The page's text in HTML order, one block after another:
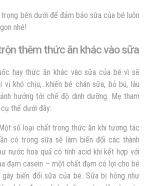
bên dưới để đảm bảo sữa của bé luôn
nhé!
thêm thức ăn khác vào sữa
hay thức ăn khác vào sữa của bé vì sẽ
vị khó chịu,…khiến bé chán sữa, bỏ bú, lâu
hưởng tới chế độ dinh dưỡng. Mẹ tham
thể dưới đây:
số loại chất trong thức ăn khi tương tác
có trong sữa sẽ làm biến đổi các thành
nước hoa quả có tính acid khi kết hợp với
đạm casein – một chất đạm có lợi cho bé
biến đổi sữa của bé. Sữa bị hỏng như